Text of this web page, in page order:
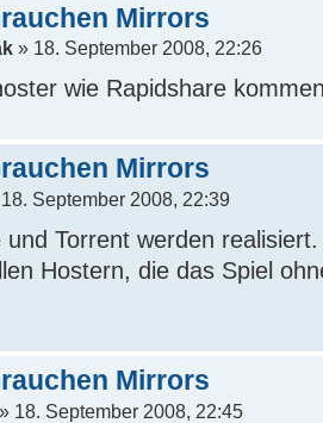
Mirrors
» 18. September 2008, 22:26
wie Rapidshare
Mirrors
September 2008, 22:39
und Torrent werden
Hostern, die das Spiel
Mirrors
» 18. September 2008, 22:45